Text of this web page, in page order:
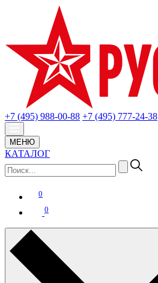
+7 (495) 988-00-88 +7 (495) 777-24-38
МЕНЮ
КАТАЛОГ
0
0